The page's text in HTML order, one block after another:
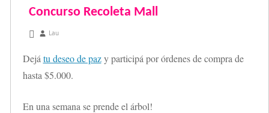
Concurso Recoleta Mall
diciembre 4, 2012
Lau
Dejá tu deseo de pazy participá por órdenes de compra de
hasta $5.000.
En una semana se prende el árbol!